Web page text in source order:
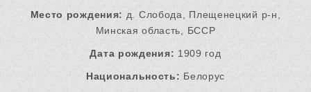
Место рождения: д. Слобода, Плещенецкий р-н,
Минская область, БССР
Дата рождения: 1909 год
Национальность: Белорус